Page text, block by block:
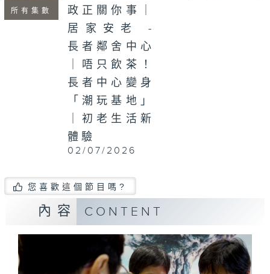
所有集數
政正關你事｜
居家安老 -
長者鄰舍中心
｜唔只飲茶！
長者中心變身
「潮玩基地」
｜初老生活新
體驗
02/07/2026
您喜歡這個節目嗎?
內容 CONTENT